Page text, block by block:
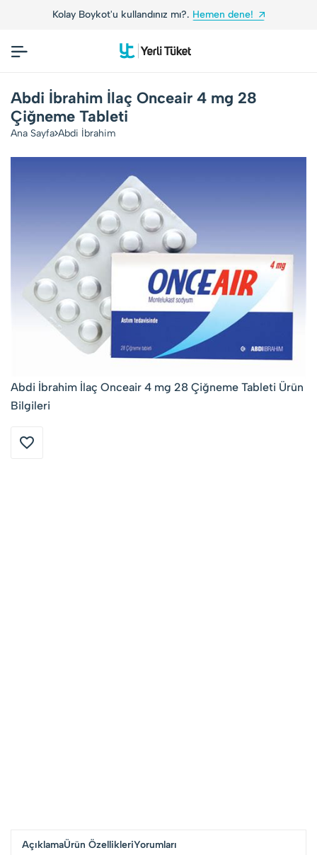
Kolay Boykot'u kullandınız mı?.Hemen dene!
Abdi İbrahim İlaç Onceair 4 mg 28
Çiğneme Tableti
Ana Sayfa Abdi İbrahim
Abdi İbrahim İlaç Onceair 4 mg 28 Çiğneme Tableti Ürün
Bilgileri
AçıklamaÜrün ÖzellikleriYorumları